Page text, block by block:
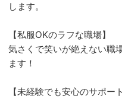
します。
【私服OKのラフな職場】
気さくで笑いが絶えない職
ます！
【未経験でも安心のサポート